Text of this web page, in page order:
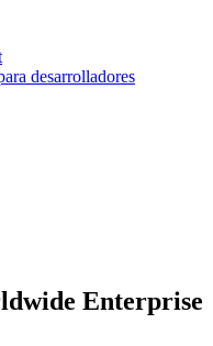
desarrolladores
Enterprise